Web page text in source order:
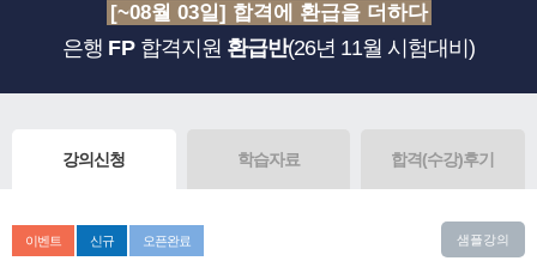
[~08월 03일] 합격에 환급을 더하다
은행 FP 합격지원 환급반(26년 11월 시험대비)
강의신청 학습자료 합격(수강)후기
이벤트 신규 오픈완료 샘플강의